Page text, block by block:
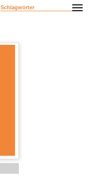
Schlagwörter